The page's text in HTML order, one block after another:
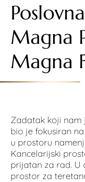
Magna
Magna
Zadatak koji nam
bio je fokusiran
u prostoru
Kancelarijski
prijatan za rad. U
prostor za